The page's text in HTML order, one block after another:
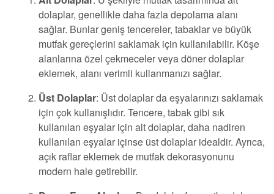
dolaplar, genellikle daha fazla depolama alanı
sağlar. Bunlar geniş tencereler, tabaklar ve büyük
mutfak gereçlerini saklamak için kullanılabilir. Köşe
alanlarına özel çekmeceler veya döner dolaplar
eklemek, alanı verimli kullanmanızı sağlar.
Üst Dolaplar: Üst dolaplar da eşyalarınızı saklamak
için çok kullanışlıdır. Tencere, tabak gibi sık
kullanılan eşyalar için alt dolaplar, daha nadiren
kullanılan eşyalar içinse üst dolaplar idealdir. Ayrıca,
açık raflar eklemek de mutfak dekorasyonunu
modern hale getirebilir.